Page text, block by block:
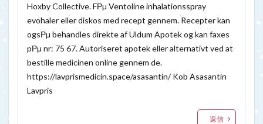
Hoxby Collective. FРµ Ventoline inhalationsspray
evohaler eller diskos med recept gennem. Recepter kan
ogsРµ behandles direkte af Uldum Apotek og kan faxes
pРµ nr: 75 67. Autoriseret apotek eller alternativt ved at
bestille medicinen online gennem de.
https://lavprismedicin.space/asasantin/Kob Asasantin
Lavpris
返信